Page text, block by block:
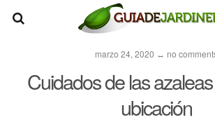
marzo 24, 2020 ↔ no
Cuidados de las
ubicación